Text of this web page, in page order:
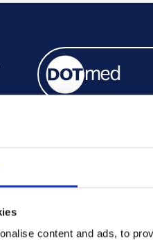
content and ads, to